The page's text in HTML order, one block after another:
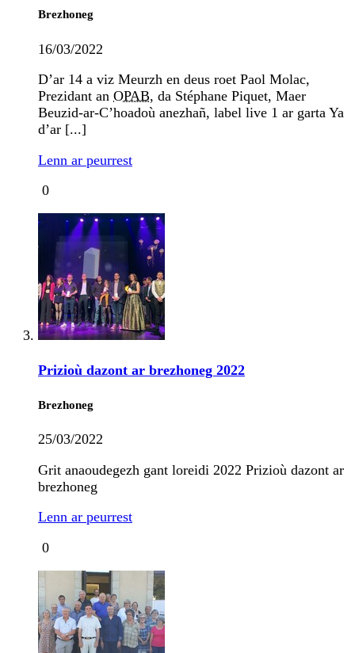
Brezhoneg
16/03/2022
D’ar 14 a viz Meurzh en deus roet Paol Molac,
Prezidant an OPAB, da Stéphane Piquet, Maer
Beuzid-ar-C’hoadoù anezhañ, label live 1 ar garta Ya
d’ar [...]
Lenn ar peurrest
0
Prizioù dazont ar brezhoneg 2022
Brezhoneg
25/03/2022
Grit anaoudegezh gant loreidi 2022 Prizioù dazont ar
brezhoneg
Lenn ar peurrest
0